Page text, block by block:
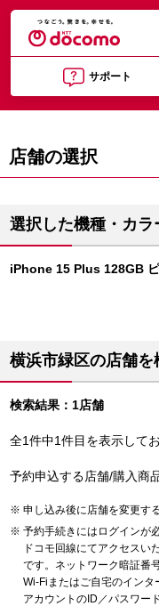
サポート
店舗の選択
選択した機種・カラ
iPhone 15 Plus 128GB
横浜市緑区の店舗
検索結果：1店舗
全1件中1件目を表示して
予約申込する店舗/購入商
申し込み後に店舗を変更す
予約手続きにはログインが
ドコモ回線にてアクセスい
です。ネットワーク暗証番
Wi-Fiまたはご自宅のインタ
アカウントのID／パスワー